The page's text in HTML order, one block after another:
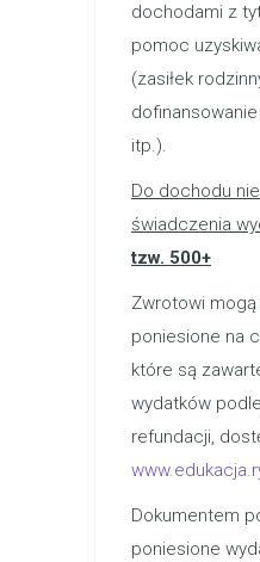
dochodami z
pomoc
(zasiłek
itp.).
Do dochodu
świadczenia
tzw. 500+
Zwrotowi
poniesione na
które są
wydatków
refundacji,
Dokumentem
poniesione